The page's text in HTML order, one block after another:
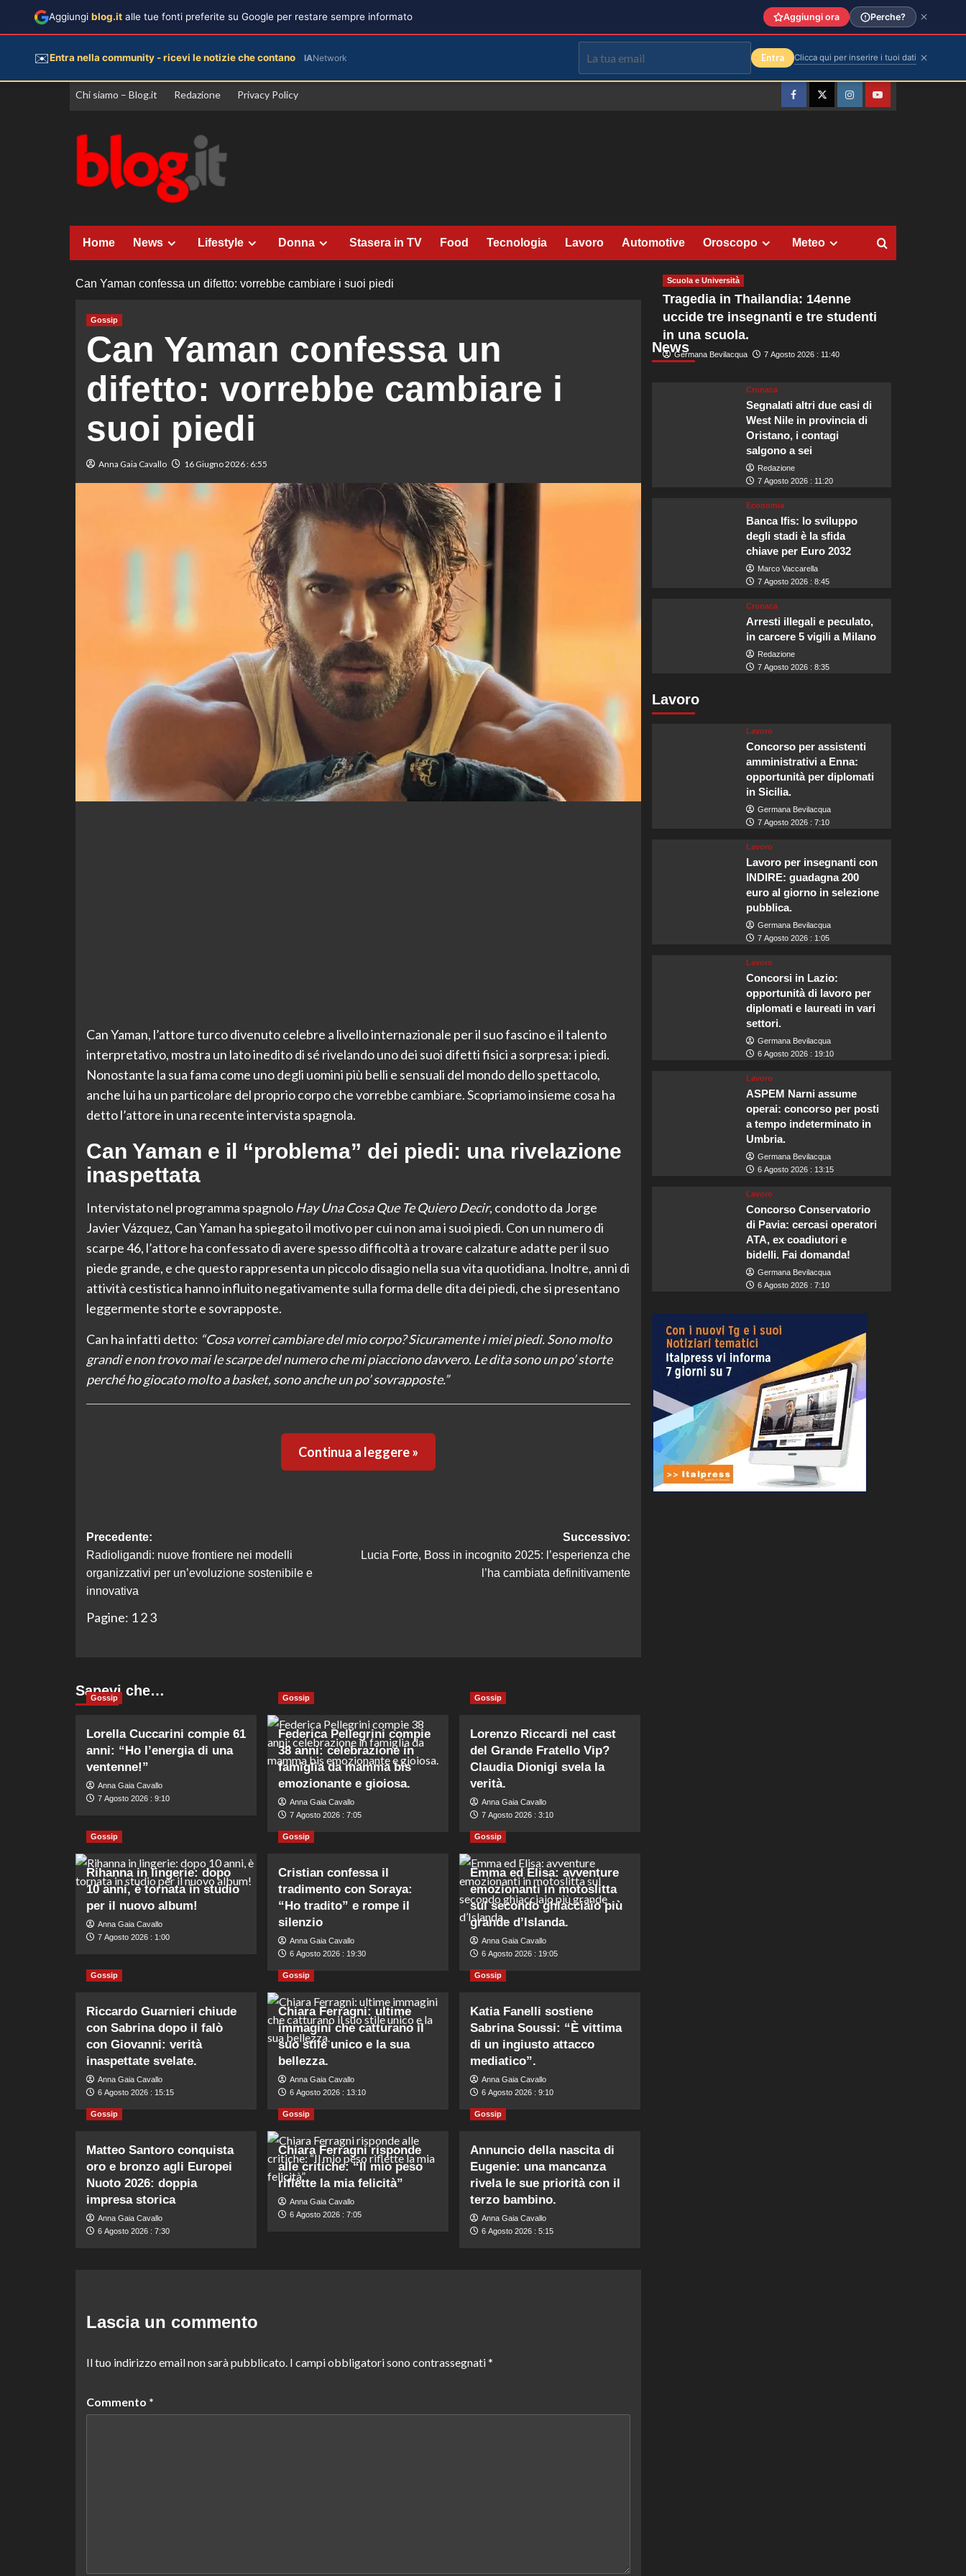
Vai
Chi siamo – Blog.it Redazione Privacy Policy
FacebookTwitterInstagramYouTube
Home News Lifestyle Donna Stasera in TV Food Tecnologia Lavoro Automotive Oroscopo Meteo
Can Yaman confessa un difetto: vorrebbe cambiare i suoi piedi
Gossip
Can Yaman confessa un
difetto: vorrebbe cambiare i
suoi piedi
Anna Gaia Cavallo 16 Giugno 2026 : 6:55
Can Yaman, l’attore turco divenuto celebre a livello internazionale per il suo fascino e il talento
interpretativo, mostra un lato inedito di sé rivelando uno dei suoi difetti fisici a sorpresa: i piedi.
Nonostante la sua fama come uno degli uomini più belli e sensuali del mondo dello spettacolo,
anche lui ha un particolare del proprio corpo che vorrebbe cambiare. Scopriamo insieme cosa ha
detto l’attore in una recente intervista spagnola.
Can Yaman e il “problema” dei piedi: una rivelazione
inaspettata
Intervistato nel programma spagnolo Hay Una Cosa Que Te Quiero Decir, condotto da Jorge
Javier Vázquez, Can Yaman ha spiegato il motivo per cui non ama i suoi piedi. Con un numero di
scarpe 46, l’attore ha confessato di avere spesso difficoltà a trovare calzature adatte per il suo
piede grande, e che questo rappresenta un piccolo disagio nella sua vita quotidiana. Inoltre, anni di
attività cestistica hanno influito negativamente sulla forma delle dita dei piedi, che si presentano
leggermente storte e sovrapposte.
Can ha infatti detto: “Cosa vorrei cambiare del mio corpo? Sicuramente i miei piedi. Sono molto
grandi e non trovo mai le scarpe del numero che mi piacciono davvero. Le dita sono un po’ storte
perché ho giocato molto a basket, sono anche un po’ sovrapposte.”
Continua a leggere »
Navigazione
articolo
Precedente:
Radioligandi: nuove frontiere nei modelli
organizzativi per un’evoluzione sostenibile e
innovativa
Successivo:
Lucia Forte, Boss in incognito 2025: l’esperienza che
l’ha cambiata definitivamente
Pagine: 1 2 3
Sapevi che…
Gossip
Lorella Cuccarini compie 61
anni: “Ho l’energia di una
ventenne!”
Anna Gaia Cavallo
7 Agosto 2026 : 9:10
Gossip
Federica Pellegrini compie
38 anni: celebrazione in
famiglia da mamma bis
emozionante e gioiosa.
Anna Gaia Cavallo
7 Agosto 2026 : 7:05
Gossip
Lorenzo Riccardi nel cast
del Grande Fratello Vip?
Claudia Dionigi svela la
verità.
Anna Gaia Cavallo
7 Agosto 2026 : 3:10
Gossip
Rihanna in lingerie: dopo
10 anni, è tornata in studio
per il nuovo album!
Anna Gaia Cavallo
7 Agosto 2026 : 1:00
Gossip
Cristian confessa il
tradimento con Soraya:
“Ho tradito” e rompe il
silenzio
Anna Gaia Cavallo
6 Agosto 2026 : 19:30
Gossip
Emma ed Elisa: avventure
emozionanti in motoslitta
sul secondo ghiacciaio più
grande d’Islanda.
Anna Gaia Cavallo
6 Agosto 2026 : 19:05
Gossip
Riccardo Guarnieri chiude
con Sabrina dopo il falò
con Giovanni: verità
inaspettate svelate.
Anna Gaia Cavallo
6 Agosto 2026 : 15:15
Gossip
Chiara Ferragni: ultime
immagini che catturano il
suo stile unico e la sua
bellezza.
Anna Gaia Cavallo
6 Agosto 2026 : 13:10
Gossip
Katia Fanelli sostiene
Sabrina Soussi: “È vittima
di un ingiusto attacco
mediatico”.
Anna Gaia Cavallo
6 Agosto 2026 : 9:10
Gossip
Matteo Santoro conquista
oro e bronzo agli Europei
Nuoto 2026: doppia
impresa storica
Anna Gaia Cavallo
6 Agosto 2026 : 7:30
Gossip
Chiara Ferragni risponde
alle critiche: “Il mio peso
riflette la mia felicità”
Anna Gaia Cavallo
6 Agosto 2026 : 7:05
Gossip
Annuncio della nascita di
Eugenie: una mancanza
rivela le sue priorità con il
terzo bambino.
Anna Gaia Cavallo
6 Agosto 2026 : 5:15
Lascia un commento
Il tuo indirizzo email non sarà pubblicato. I campi obbligatori sono contrassegnati*
Commento *
News
Scuola e Università
Tragedia in Thailandia: 14enne
uccide tre insegnanti e tre studenti
in una scuola.
Germana Bevilacqua 7 Agosto 2026 : 11:40
Cronaca
Segnalati altri due casi di
West Nile in provincia di
Oristano, i contagi
salgono a sei
Redazione
7 Agosto 2026 : 11:20
Economia
Banca Ifis: lo sviluppo
degli stadi è la sfida
chiave per Euro 2032
Marco Vaccarella
7 Agosto 2026 : 8:45
Cronaca
Arresti illegali e peculato,
in carcere 5 vigili a Milano
Redazione
7 Agosto 2026 : 8:35
Lavoro
Lavoro
Concorso per assistenti
amministrativi a Enna:
opportunità per diplomati
in Sicilia.
Germana Bevilacqua
7 Agosto 2026 : 7:10
Lavoro
Lavoro per insegnanti con
INDIRE: guadagna 200
euro al giorno in selezione
pubblica.
Germana Bevilacqua
7 Agosto 2026 : 1:05
Lavoro
Concorsi in Lazio:
opportunità di lavoro per
diplomati e laureati in vari
settori.
Germana Bevilacqua
6 Agosto 2026 : 19:10
Lavoro
ASPEM Narni assume
operai: concorso per posti
a tempo indeterminato in
Umbria.
Germana Bevilacqua
6 Agosto 2026 : 13:15
Lavoro
Concorso Conservatorio
di Pavia: cercasi operatori
ATA, ex coadiutori e
bidelli. Fai domanda!
Germana Bevilacqua
6 Agosto 2026 : 7:10
Aggiungi blog.it alle tue fonti preferite su Google per restare sempre informato Aggiungi ora Perche?
✉️Entra nella community - ricevi le notizie che contano IANetwork Entra Clicca qui per inserire i tuoi dati